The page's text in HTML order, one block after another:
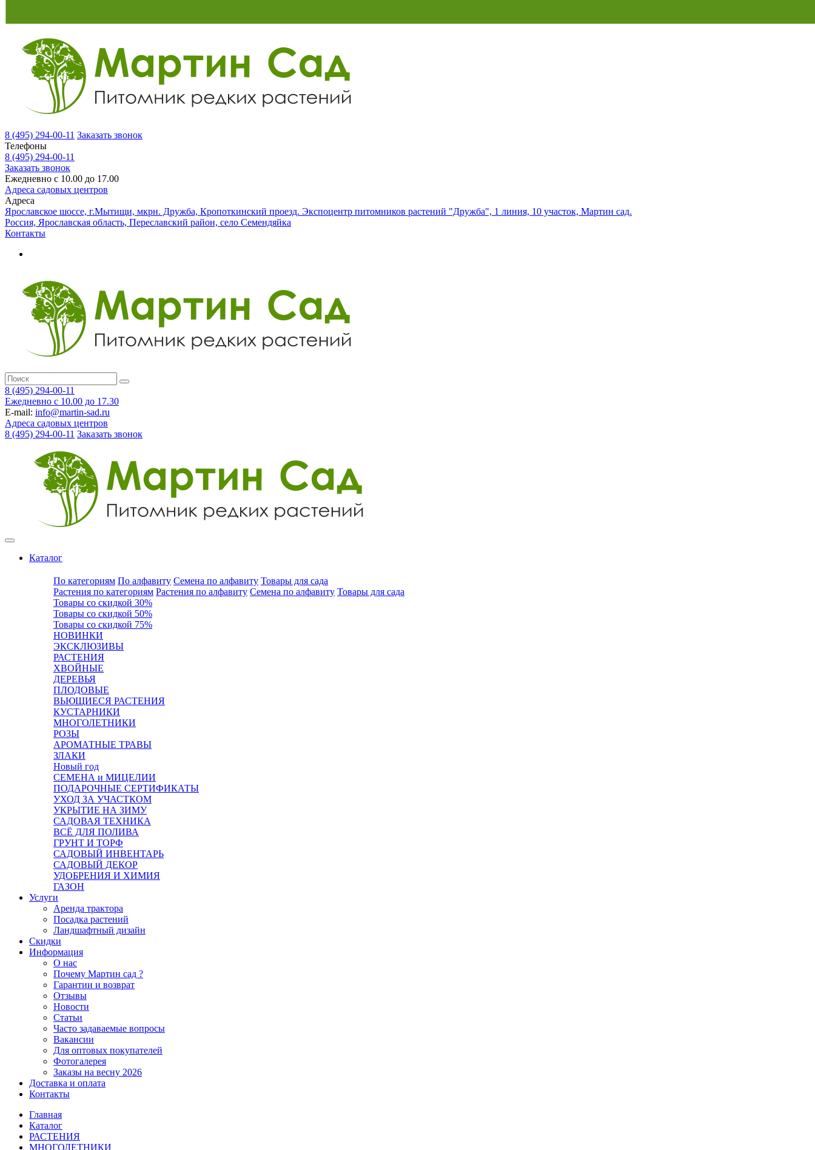
8 (495) 294-00-11 Заказать звонок
Телефоны
8 (495) 294-00-11
Заказать звонок
Ежедневно с 10.00 до 17.00
Адреса садовых центров
Адреса
Ярославское шоссе, г.Мытищи, мкрн. Дружба, Кропоткинский проезд. Экспоцентр питомников растений "Дружба", 1 линия, 10 участок, Мартин сад.
Россия, Ярославская область, Переславский район, село Семендяйка
Контакты
8 (495) 294-00-11
Ежедневно с 10.00 до 17.30
E-mail: info@martin-sad.ru
Адреса садовых центров
8 (495) 294-00-11 Заказать звонок
Каталог
По категориям По алфавиту Семена по алфавиту Товары для сада
Растения по категориям Растения по алфавиту Семена по алфавиту Товары для сада
Товары со скидкой 30%
Товары со скидкой 50%
Товары со скидкой 75%
НОВИНКИ
ЭКСКЛЮЗИВЫ
РАСТЕНИЯ
ХВОЙНЫЕ
ДЕРЕВЬЯ
ПЛОДОВЫЕ
ВЬЮЩИЕСЯ РАСТЕНИЯ
КУСТАРНИКИ
МНОГОЛЕТНИКИ
РОЗЫ
АРОМАТНЫЕ ТРАВЫ
ЗЛАКИ
Новый год
СЕМЕНА и МИЦЕЛИИ
ПОДАРОЧНЫЕ СЕРТИФИКАТЫ
УХОД ЗА УЧАСТКОМ
УКРЫТИЕ НА ЗИМУ
САДОВАЯ ТЕХНИКА
ВСЁ ДЛЯ ПОЛИВА
ГРУНТ И ТОРФ
САДОВЫЙ ИНВЕНТАРЬ
САДОВЫЙ ДЕКОР
УДОБРЕНИЯ И ХИМИЯ
ГАЗОН
Услуги
Аренда трактора
Посадка растений
Ландшафтный дизайн
Скидки
Информация
О нас
Почему Мартин сад ?
Гарантии и возврат
Отзывы
Новости
Статьи
Часто задаваемые вопросы
Вакансии
Для оптовых покупателей
Фотогалерея
Заказы на весну 2026
Доставка и оплата
Контакты
Главная
Каталог
РАСТЕНИЯ
МНОГОЛЕТНИКИ